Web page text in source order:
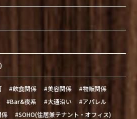
#飲食関係 #美容関係
#物販関係
#Bar&夜系 #大通沿い
#アパレル
係
#SOHO(住居兼テナント・オフィス)